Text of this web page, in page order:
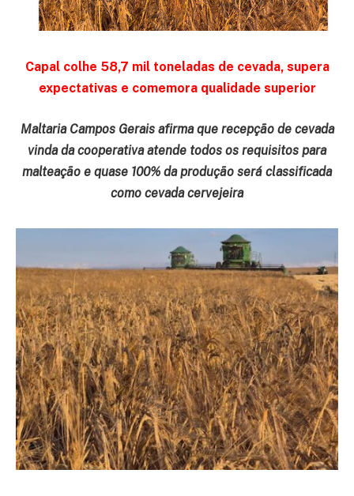
Capal colhe 58,7 mil toneladas de cevada, supera
expectativas e comemora qualidade superior
Maltaria Campos Gerais afirma que recepção de cevada
vinda da cooperativa atende todos os requisitos para
malteação e quase 100% da produção será classificada
como cevada cervejeira